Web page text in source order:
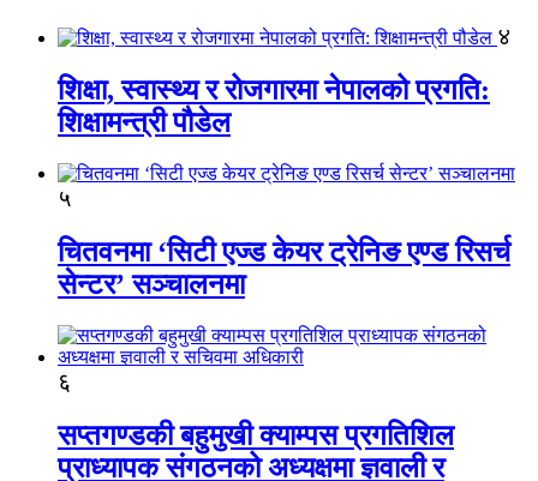
४
शिक्षा, स्वास्थ्य र रोजगारमा नेपालको प्रगति:
शिक्षामन्त्री पौडेल
५
चितवनमा ‘सिटी एज्ड केयर ट्रेनिङ एण्ड रिसर्च
सेन्टर’ सञ्चालनमा
६
सप्तगण्डकी बहुमुखी क्याम्पस प्रगतिशिल
प्राध्यापक संगठनको अध्यक्षमा ज्ञवाली र